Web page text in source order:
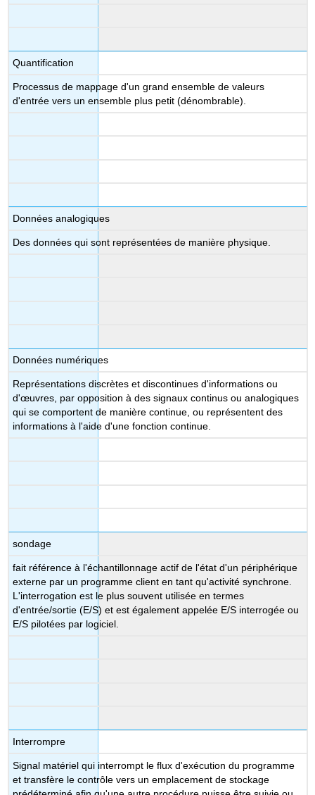
Quantification
Processus de mappage d'un grand ensemble de valeurs
d'entrée vers un ensemble plus petit (dénombrable).
Données analogiques
Des données qui sont représentées de manière physique.
Données numériques
Représentations discrètes et discontinues d'informations ou
d'œuvres, par opposition à des signaux continus ou analogiques
qui se comportent de manière continue, ou représentent des
informations à l'aide d'une fonction continue.
sondage
fait référence à l'échantillonnage actif de l'état d'un périphérique
externe par un programme client en tant qu'activité synchrone.
L'interrogation est le plus souvent utilisée en termes
d'entrée/sortie (E/S) et est également appelée E/S interrogée ou
E/S pilotées par logiciel.
Interrompre
Signal matériel qui interrompt le flux d'exécution du programme
et transfère le contrôle vers un emplacement de stockage